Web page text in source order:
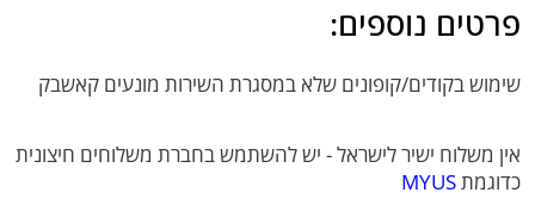
פרטים נוספים:
שימוש בקודים/קופונים שלא במסגרת השירות מונעים קאשבק
אין משלוח ישיר לישראל - יש להשתמש בחברת משלוחים חיצונית
כדוגמתMYUS